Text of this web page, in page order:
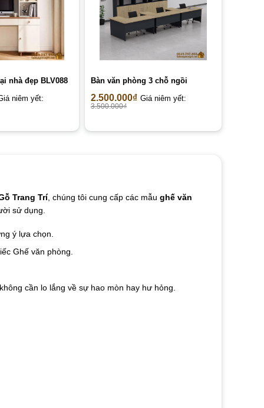
nhà đẹp BLV088
niêm yết:
Bàn văn phòng 3 chỗ ngồi
2.500.000₫ Giá niêm yết:
3.500.000₫
Trang Trí, chúng tôi cung cấp các mẫu ghế văn
sử dụng.
ý lựa chọn.
Ghế văn phòng.
cần lo lắng về sự hao mòn hay hư hỏng.